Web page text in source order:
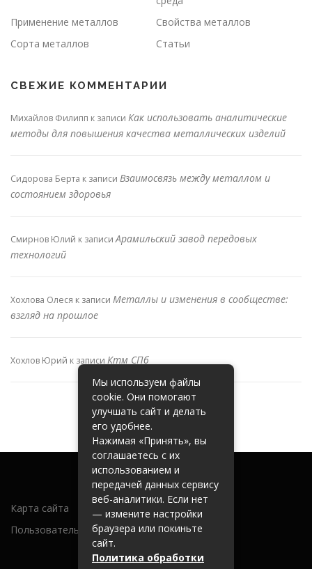
Применение металлов
Свойства металлов
Сорта металлов
Статьи
СВЕЖИЕ КОММЕНТАРИИ
Михайлов Филипп к записи Как использовать аналитические
методы для повышения качества металлических изделий
Сидорова Берта к записи Взаимосвязь между металлом и
состоянием здоровья
Смирнов Юлий к записиАрамильский завод передовых
технологий
Хохлова Олеся к записи Металлы и изменения в сообществе:
взгляд на прошлое
Хохлов Юрий к записи Ктм СПб
Карта сайта
Пользовательское соглашение
Мы используем файлы
cookie. Они помогают
улучшать сайт и делать
его удобнее.
Нажимая «Принять», вы
соглашаетесь с их
использованием и
передачей данных сервису
веб-аналитики. Если нет
— измените настройки
браузера или покиньте
сайт.
Политика обработки